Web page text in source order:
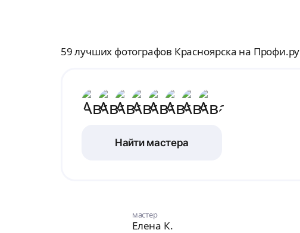
59 лучших фотографов Красноярска на Профи.ру
Найти мастера
мастер
Елена К.